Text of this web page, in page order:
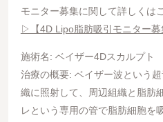
モニター募集に関して詳しくは
▷【4D Lipo脂肪吸引モニター募
施術名: ベイザー4Dスカルプト
治療の概要: ベイザー波という
織に照射して、周辺組織と脂肪
レという専用の管で脂肪細胞を